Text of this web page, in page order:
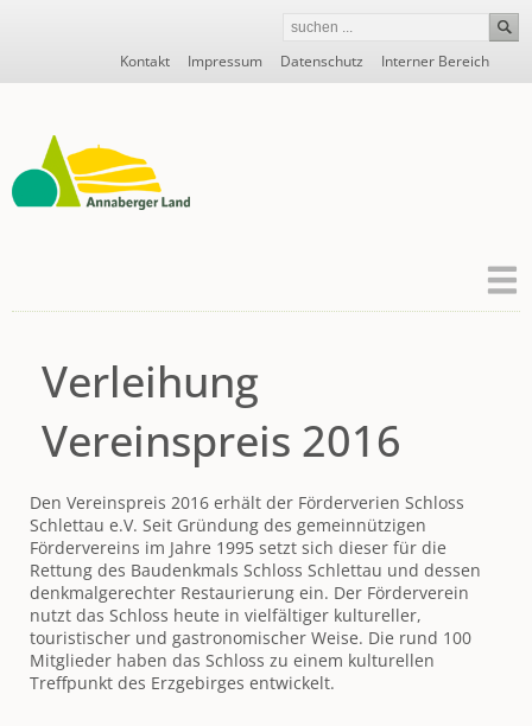
Navigation
überspringen
Kontakt Impressum Datenschutz Interner Bereich
Verleihung
Vereinspreis 2016
Den Vereinspreis 2016 erhält der Förderverien Schloss
Schlettau e.V. Seit Gründung des gemeinnützigen
Fördervereins im Jahre 1995 setzt sich dieser für die
Rettung des Baudenkmals Schloss Schlettau und dessen
denkmalgerechter Restaurierung ein. Der Förderverein
nutzt das Schloss heute in vielfältiger kultureller,
touristischer und gastronomischer Weise. Die rund 100
Mitglieder haben das Schloss zu einem kulturellen
Treffpunkt des Erzgebirges entwickelt.